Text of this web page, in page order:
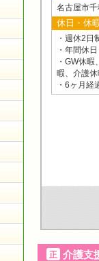
名古屋市
休日・休
・週休2日
・年間休
・GW休
暇、介護休
・6ヶ月経
介護支